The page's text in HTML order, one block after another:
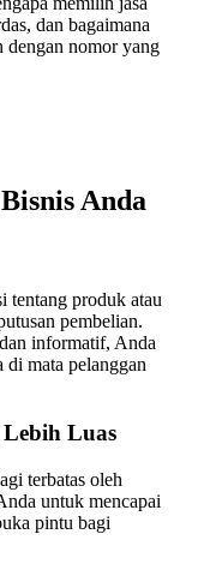
dan bagaimana
dengan nomor yang
Anda
tentang produk atau
pembelian.
informatif, Anda
mata pelanggan
Lebih Luas
terbatas oleh
untuk mencapai
pintu bagi